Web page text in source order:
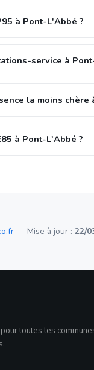
à Pont-L'Abbé ?
service à
la moins chère
à Pont-L'Abbé ?
— Mise à jour : 22/
toutes les